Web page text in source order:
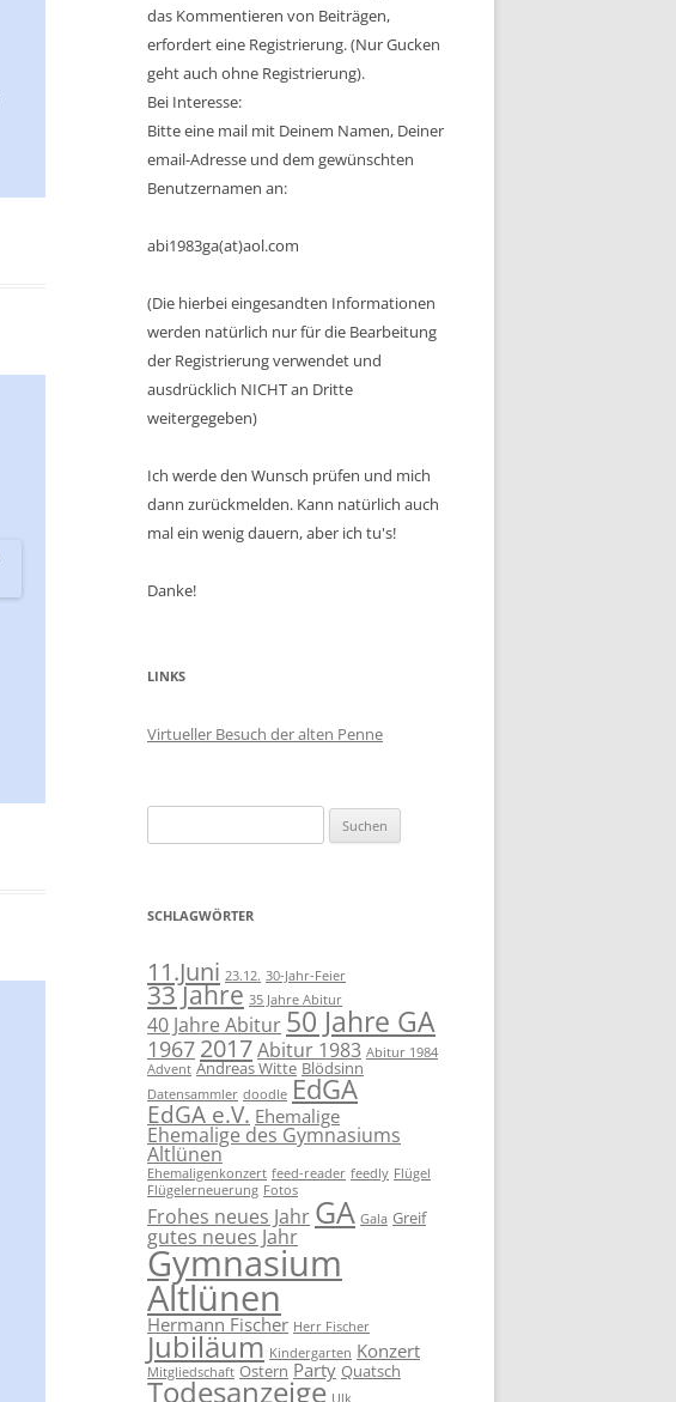
das Kommentieren von Beiträgen,
erfordert eine Registrierung. (Nur Gucken
geht auch ohne Registrierung).
Bei Interesse:
Bitte eine mail mit Deinem Namen, Deiner
email-Adresse und dem gewünschten
Benutzernamen an:
abi1983ga(at)aol.com
(Die hierbei eingesandten Informationen
werden natürlich nur für die Bearbeitung
der Registrierung verwendet und
ausdrücklich NICHT an Dritte
weitergegeben)
Ich werde den Wunsch prüfen und mich
dann zurückmelden. Kann natürlich auch
mal ein wenig dauern, aber ich tu's!
Danke!
LINKS
Virtueller Besuch der alten Penne
nach:
SCHLAGWÖRTER
11.Juni 23.12. 30-Jahr-Feier
33 Jahre 35 Jahre Abitur
40 Jahre Abitur 50 Jahre GA
1967 2017Abitur 1983 Abitur 1984
Advent Andreas Witte Blödsinn
Datensammler doodle EdGA
EdGA e.V. Ehemalige
Ehemalige des Gymnasiums
Altlünen
Ehemaligenkonzert feed-reader feedly Flügel
Flügelerneuerung Fotos
Frohes neues Jahr GA Gala Greif
gutes neues Jahr
Gymnasium
Altlünen
Hermann Fischer Herr Fischer
Jubiläum Kindergarten Konzert
Mitgliedschaft Ostern Party Quatsch
Todesanzeige Ulk